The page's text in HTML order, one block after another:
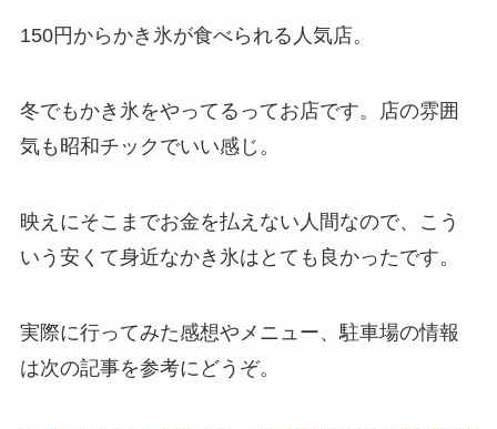
150円からかき氷が食べられる人気店。
冬でもかき氷をやってるってお店です。店の雰囲
気も昭和チックでいい感じ。
映えにそこまでお金を払えない人間なので、こう
いう安くて身近なかき氷はとても良かったです。
実際に行ってみた感想やメニュー、駐車場の情報
は次の記事を参考にどうぞ。